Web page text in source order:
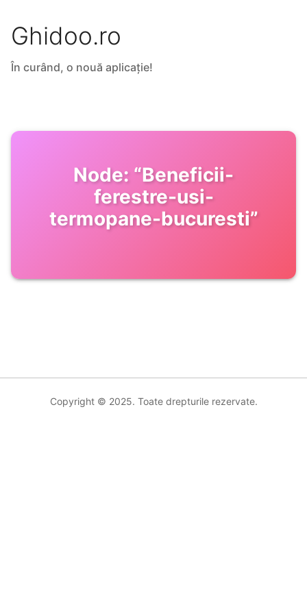
Ghidoo.ro
În curând, o nouă aplicație!
Node: “Beneficii-
ferestre-usi-
termopane-bucuresti”
Copyright © 2025. Toate drepturile rezervate.